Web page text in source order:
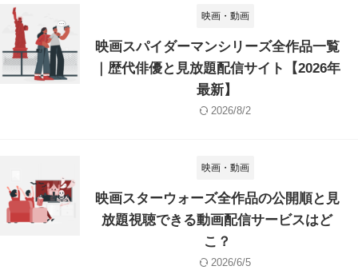
映画・動画
映画スパイダーマンシリーズ全作品一覧
｜歴代俳優と見放題配信サイト【2026年
最新】
2026/8/2
映画・動画
映画スターウォーズ全作品の公開順と見
放題視聴できる動画配信サービスはど
こ？
2026/6/5